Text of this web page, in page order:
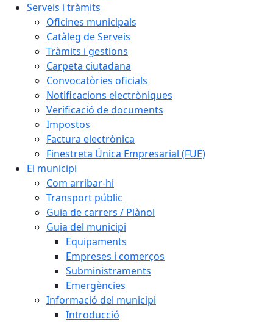
Serveis i tràmits
Oficines municipals
Catàleg de Serveis
Tràmits i gestions
Carpeta ciutadana
Convocatòries oficials
Notificacions electròniques
Verificació de documents
Impostos
Factura electrònica
Finestreta Única Empresarial (FUE)
El municipi
Com arribar-hi
Transport públic
Guia de carrers / Plànol
Guia del municipi
Equipaments
Empreses i comerços
Subministraments
Emergències
Informació del municipi
Introducció